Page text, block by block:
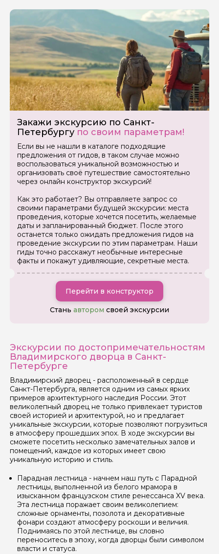
Закажи экскурсию по Санкт-
Петербургу по своим параметрам!
Если вы не нашли в каталоге подходящие
предложения от гидов, в таком случае можно
воспользоваться уникальной возможностью и
организовать своё путешествие самостоятельно
через онлайн конструктор экскурсий!
Как это работает? Вы отправляете запрос со
своими параметрами будущей экскурсии: места
проведения, которые хочется посетить, желаемые
даты и запланированный бюджет. После этого
останется только ожидать предложения гидов на
проведение экскурсии по этим параметрам. Наши
гиды точно расскажут необычные интересные
факты и покажут удивляющие, секретные места.
Перейти в конструктор
Стань автором своей экскурсии
Экскурсии по достопримечательностям
Владимирского дворца в Санкт-
Петербурге
Владимирский дворец - расположенный в сердце
Санкт-Петербурга, является одним из самых ярких
примеров архитектурного наследия России. Этот
великолепный дворец не только привлекает туристов
своей историей и архитектурой, но и предлагает
уникальные экскурсии, которые позволяют погрузиться
в атмосферу прошедших эпох. В ходе экскурсии вы
сможете посетить несколько замечательных залов и
помещений, каждое из которых имеет свою
уникальную историю и стиль.
Парадная лестница - начнем наш путь с Парадной
лестницы, выполненной из белого мрамора в
изысканном французском стиле ренессанса XV века.
Эта лестница поражает своим великолепием:
сложные орнаменты, позолота и декоративные
фонари создают атмосферу роскоши и величия.
Поднимаясь по этой лестнице, вы словно
переноситесь в эпоху, когда дворцы были символом
власти и статуса.